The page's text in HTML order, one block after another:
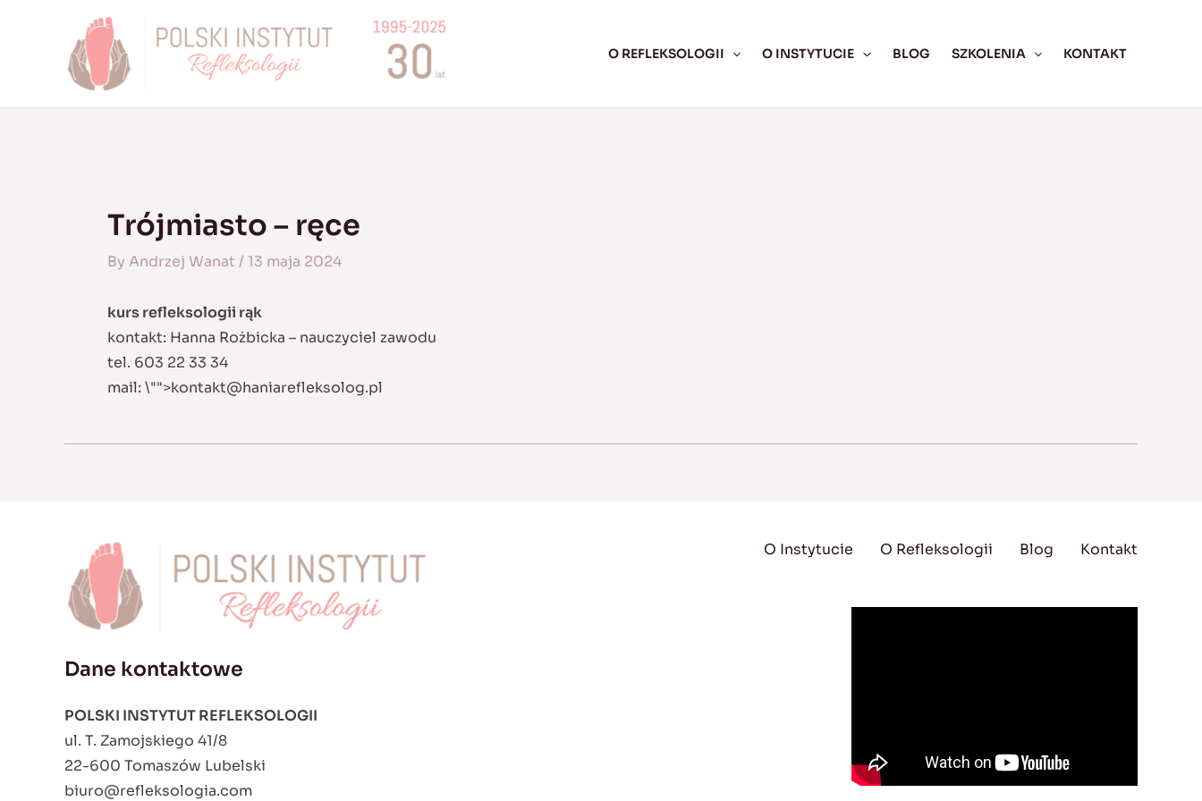
O REFLEKSOLOGII O INSTYTUCIE BLOG SZKOLENIA KONTAKT
Trójmiasto – ręce
By Andrzej Wanat / 13 maja 2024
kurs refleksologii rąk
kontakt: Hanna Rożbicka – nauczyciel zawodu
tel. 603 22 33 34
mail: \"">kontakt@haniarefleksolog.pl
Dane kontaktowe
POLSKI INSTYTUT REFLEKSOLOGII
ul. T. Zamojskiego 41/8
22-600 Tomaszów Lubelski
biuro@refleksologia.com
O Instytucie O Refleksologii Blog Kontakt